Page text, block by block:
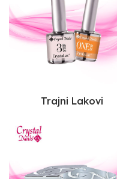
Trajni Lakovi